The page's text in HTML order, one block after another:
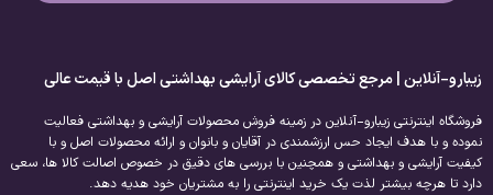
زیبارو-آنلاین | مرجع تخصصی کالای آرایشی بهداشتی اصل با قیمت عالی
فروشگاه اینترنتی زیبارو-آنلاین در زمینه فروش محصولات آرایشی و بهداشتی فعالیت
نموده و با هدف ایجاد حس ارزشمندی در آقایان و بانوان و ارائه محصولات اصل و با
کیفیت آرایشی و بهداشتی و همچنین با بررسی های دقیق در خصوص اصالت کالا ها، سعی
دارد تا هرچه بیشتر لذت یک خرید اینترنتی را به مشتریان خود هدیه دهد.